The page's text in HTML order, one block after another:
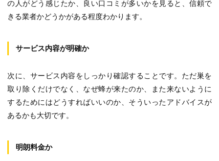
の人がどう感じたか、良い口コミが多いかを見ると、信頼で
きる業者かどうかがある程度わかります。
サービス内容が明確か
次に、サービス内容をしっかり確認することです。ただ巣を
取り除くだけでなく、なぜ蜂が来たのか、また来ないように
するためにはどうすればいいのか、そういったアドバイスが
あるかも大切です。
明朗料金か